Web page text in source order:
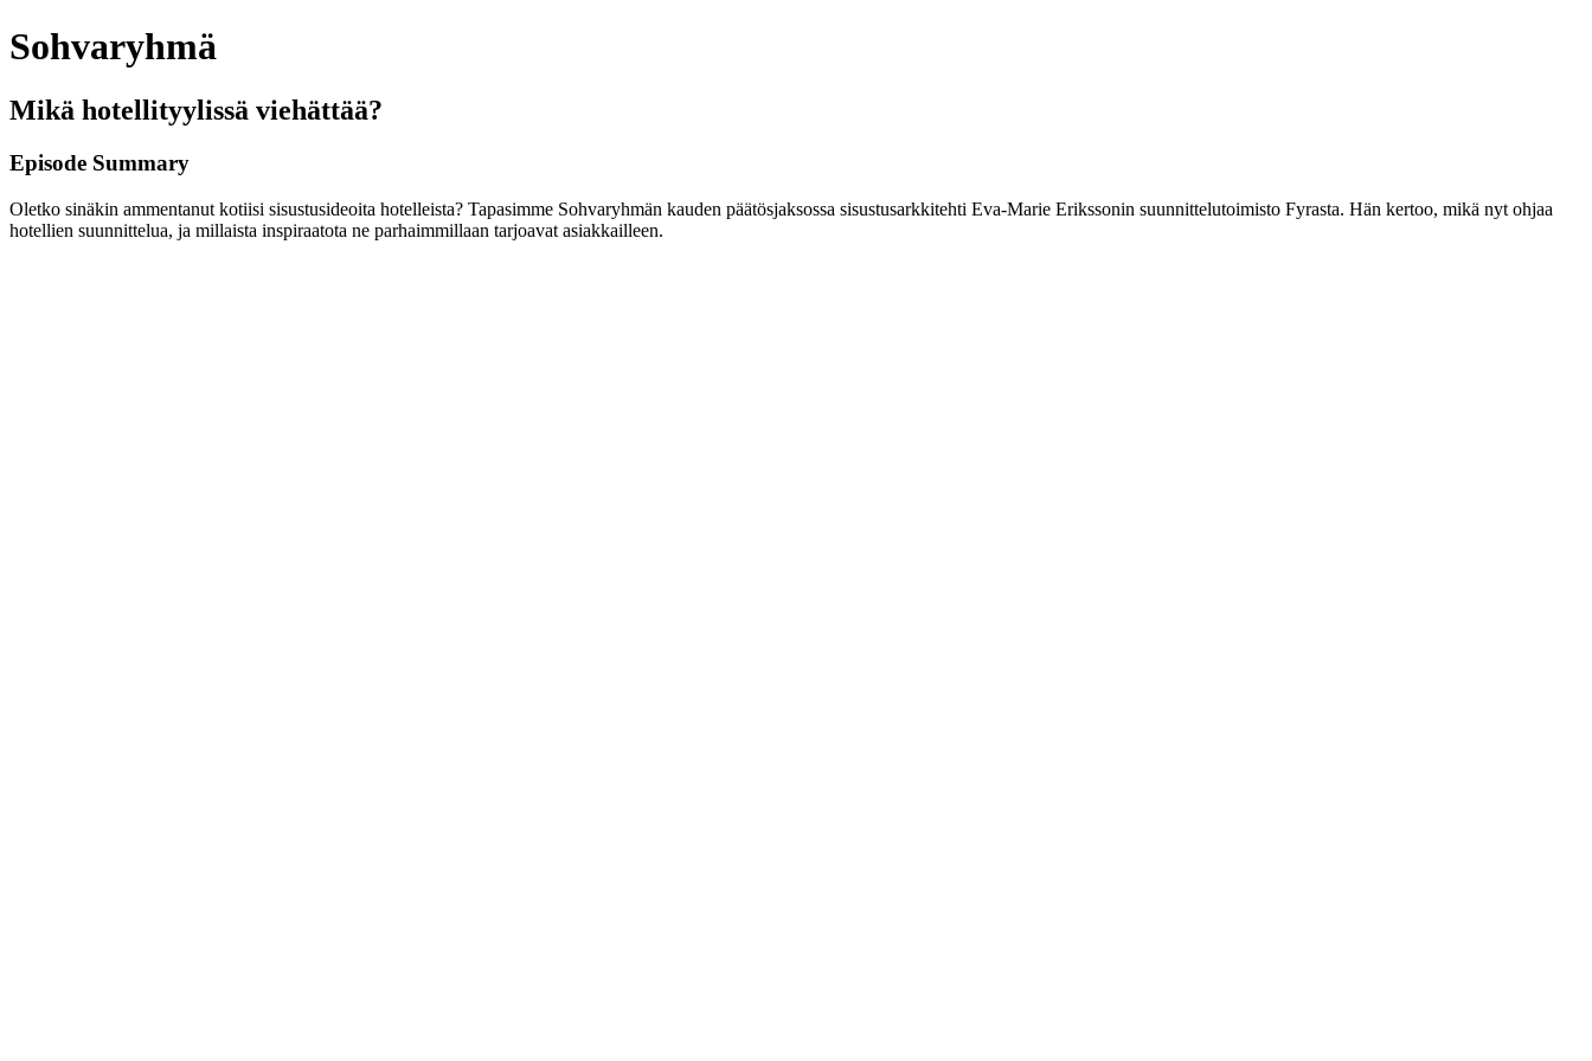
Sohvaryhmä
Mikä hotellityylissä viehättää?
Episode Summary
Oletko sinäkin ammentanut kotiisi sisustusideoita hotelleista? Tapasimme Sohvaryhmän kauden päätösjaksossa sisustusarkkitehti Eva-Marie Erikssonin suunnittelutoimisto Fyrasta. Hän kertoo, mikä nyt ohjaa
hotellien suunnittelua, ja millaista inspiraatota ne parhaimmillaan tarjoavat asiakkailleen.